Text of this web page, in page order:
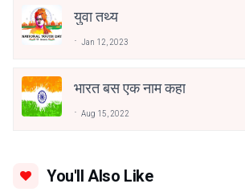
युवा तथ्य
Jan 12, 2023
भारत बस एक नाम कहा
Aug 15, 2022
You'll Also Like